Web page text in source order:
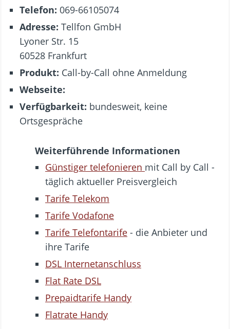
Telefon: 069-66105074
Adresse: Tellfon GmbH
Lyoner Str. 15
60528 Frankfurt
Produkt: Call-by-Call ohne Anmeldung
Webseite:
Verfügbarkeit: bundesweit, keine
Ortsgespräche
Weiterführende Informationen
Günstiger telefonieren mit Call by Call -
täglich aktueller Preisvergleich
Tarife Telekom
Tarife Vodafone
Tarife Telefontarife - die Anbieter und
ihre Tarife
DSL Internetanschluss
Flat Rate DSL
Prepaidtarife Handy
Flatrate Handy